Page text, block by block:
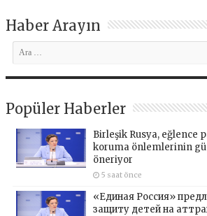
Haber Arayın
Popüler Haberler
Birleşik Rusya, eğlence
koruma önlemlerinin
öneriyor
5 saat önce
«Единая Россия»
защиту детей на